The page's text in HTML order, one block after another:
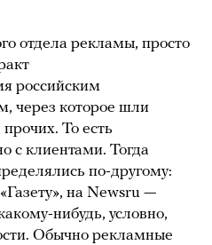
отдела рекламы, просто
российским
через которое шли
То есть
с клиентами. Тогда
по-другому:
на Newsru —
нибудь, условно,
Обычно рекламные